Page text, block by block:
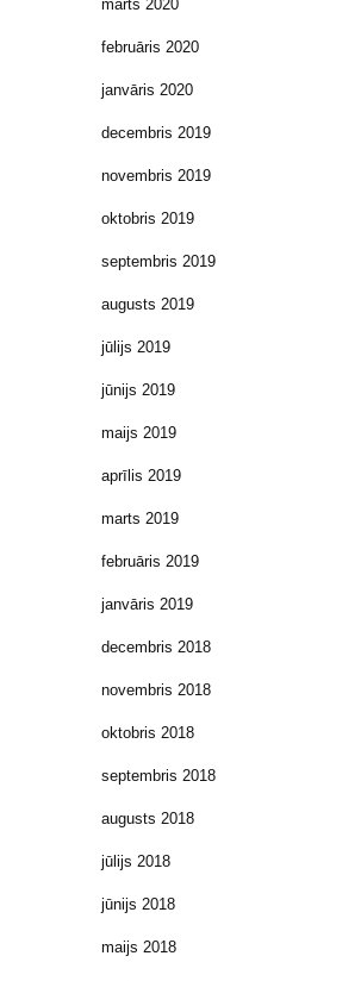
marts 2020
februāris 2020
janvāris 2020
decembris 2019
novembris 2019
oktobris 2019
septembris 2019
augusts 2019
jūlijs 2019
jūnijs 2019
maijs 2019
aprīlis 2019
marts 2019
februāris 2019
janvāris 2019
decembris 2018
novembris 2018
oktobris 2018
septembris 2018
augusts 2018
jūlijs 2018
jūnijs 2018
maijs 2018